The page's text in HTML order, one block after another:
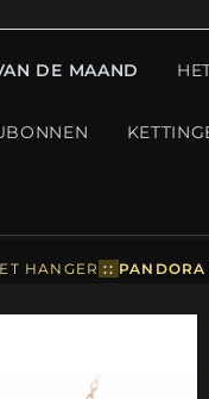
DE MAAND
HANGER ::